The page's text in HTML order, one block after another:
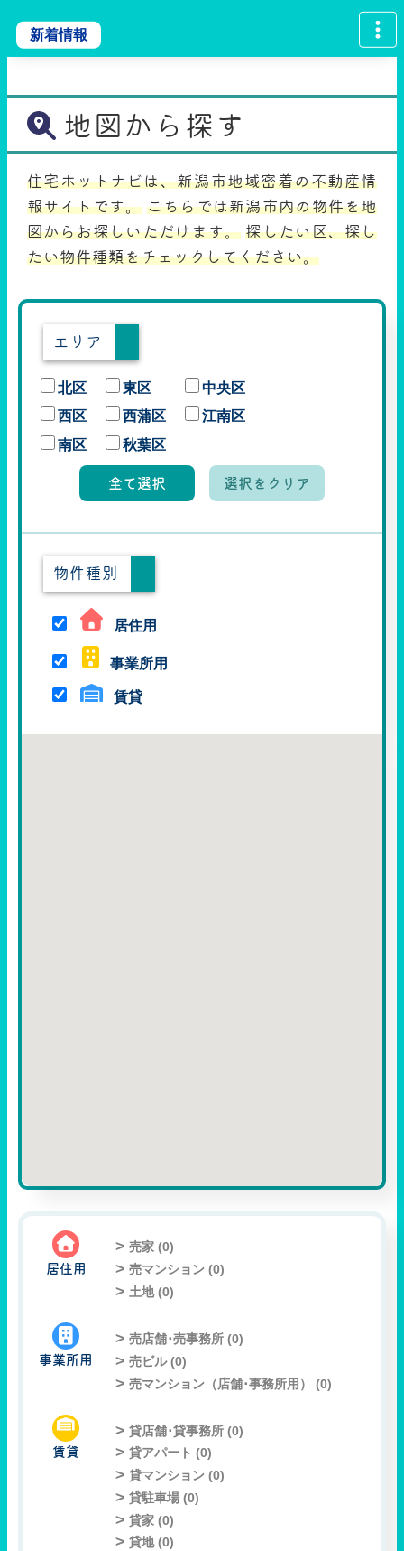
新着情報
地図から探す
住宅ホットナビは、新潟市地域密着の不動産情
報サイトです。 こちらでは新潟市内の物件を地
図からお探しいただけます。 探したい区、探し
たい物件種類をチェックしてください。
エリア
北区 東区
中央区
西区
西蒲区
江南区
南区
秋葉区
全て選択 選択をクリア
物件種別
居住用
事業所用
賃貸
居住用
売家 (0)
売マンション (0)
土地 (0)
事業所用
売店舗･売事務所 (0)
売ビル (0)
売マンション（店舗･事務所用） (0)
賃貸
貸店舗･貸事務所 (0)
貸アパート (0)
貸マンション (0)
貸駐車場 (0)
貸家 (0)
貸地 (0)